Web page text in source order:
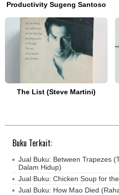
Productivity Sugeng Santoso
The List (Steve Martini)
Buku Terkait:
Jual Buku: Between Trapezes
Dalam Hidup)
Jual Buku: Chicken Soup for
Jual Buku: How Mao Died